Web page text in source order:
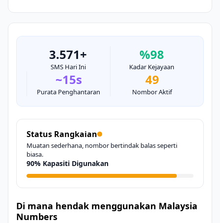
3.571+
SMS Hari Ini
%98
Kadar Kejayaan
~15s
Purata Penghantaran
49
Nombor Aktif
Status Rangkaian
Muatan sederhana, nombor bertindak balas seperti
biasa.
90% Kapasiti Digunakan
Di mana hendak menggunakan Malaysia
Numbers